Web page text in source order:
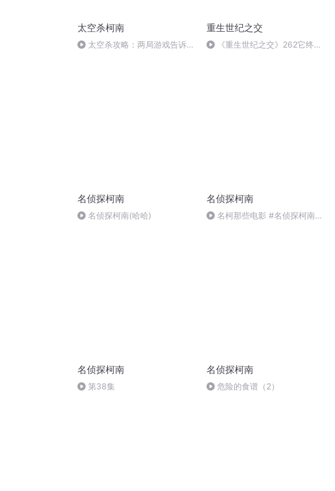
太空杀柯南
太空杀攻略：两局游戏告诉
重生世纪之交
《重生世纪之交》262它终于
名侦探柯南
名侦探柯南(哈哈)
名侦探柯南
名柯那些电影 #名侦探柯南 #
名侦探柯南
第38集
名侦探柯南
危险的食谱（2）